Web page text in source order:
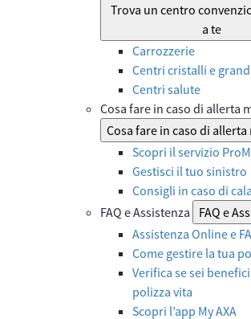
Trova un centro
a te
Carrozzerie
Centri cristalli e
Centri salute
Cosa fare in caso di allerta
Cosa fare in caso di allerta
Scopri il servizio
Gestisci il tuo sinistro
Consigli in caso di
FAQ e Assistenza
FAQ e
Assistenza Online e
Come gestire la tua
Verifica se sei
polizza vita
Scopri l’app My AXA